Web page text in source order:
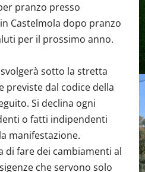
pranzo presso
Castelmola dopo pranzo
per il prossimo anno.
sotto la stretta
previste dal codice della
Si declina ogni
o fatti indipendenti
manifestazione.
di fare dei cambiamenti al
che servono solo